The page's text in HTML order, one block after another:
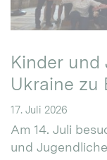
Kinder und
Ukraine zu
17. Juli 2026
Am 14. Juli
und